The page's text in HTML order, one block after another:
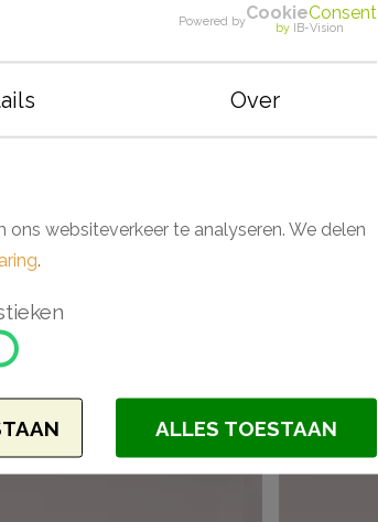
Plus plafondlijst?
en overschilderbaar
Powered byCookieConsent
by IB-Vision
Over
websiteverkeer te analyseren. We delen
.
ALLES TOESTAAN